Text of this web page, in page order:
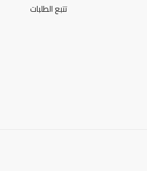
تتبع الطلبات